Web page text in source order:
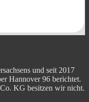
und seit 2017
Hannover 96 berichtet.
KG besitzen wir nicht.